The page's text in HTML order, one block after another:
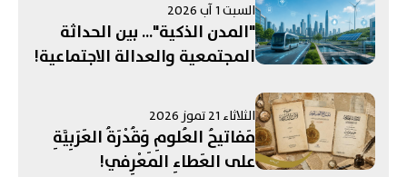
السبت 1 آب 2026
"المدن الذكية"... بين الحداثة
المجتمعية والعدالة الاجتماعية!
الثلاثاء 21 تموز 2026
مَفاتيحُ العُلومِ وَقُدْرَةُ العَرَبِيَّةِ
على العَطاءِ المَعْرِفي!